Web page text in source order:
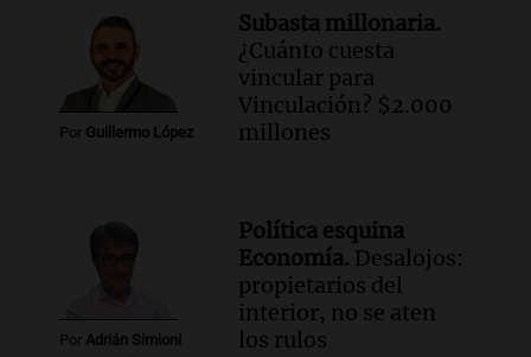
de julio será menor al 2,9% registrado
en CABA
Una mañana para todos
Episodios
Audio.Altas Cumbres: rescataron a una
Episodios
Audio.
Chile planteó mejorar la
conectividad fronteriza, aérea y digital
con Jujuy
Por Guillermo López
Subasta millonaria.
¿Cuánto cuesta
vincular para
Vinculación? $2.000
millones
Por Adrián Simioni
Política esquina
Economía. Desalojos:
propietarios del
interior, no se aten
los rulos